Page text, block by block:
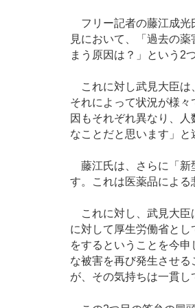
フリー記者の藤江成光
見において、「過去の
まう原因は？」という2
これに対し武見大臣は
それによって状況が様
因もそれぞれ異なり、
なことだと思います」と
藤江氏は、さらに「新
す。これは医薬品による
これに対し、武見大臣
に対して厚生労働省と
をするということを今
な被害を再び発生させ
が、その気持ちは一貫し